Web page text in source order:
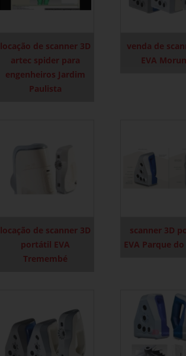
locação de scanner 3D
artec spider para
engenheiros Jardim
Paulista
venda de
EVA
locação de scanner 3D
portátil EVA
Tremembé
scanner 3D
EVA Parque